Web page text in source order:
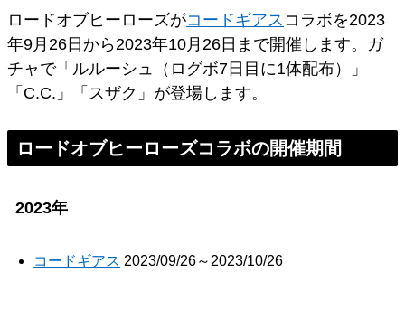
ロードオブヒーローズがコードギアス コラボを2023
年9月26日から2023年10月26日まで開催します。ガ
チャで「ルルーシュ（ログボ7日目に1体配布）」
「C.C.」「スザク」が登場します。
ロードオブヒーローズコラボの開催期間
2023年
コードギアス 2023/09/26～2023/10/26